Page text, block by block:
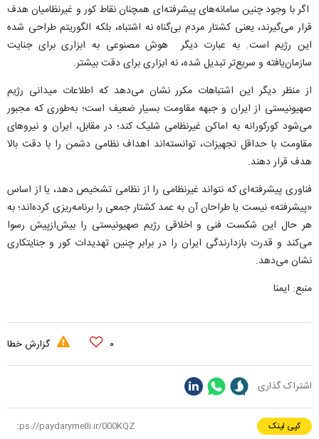
اگر با وجود چنین سامانه‌های پیشرفته‌ای همچنان نقاط کور و غیرنظامیان هدف
قرار می‌گیرند، یعنی کشتار مردم بی‌گناه نه اشتباه، بلکه الگوریتم طراحی شده
این رژیم است. به عبارت دیگر هوش مصنوعی به ابزاری برای جنایت
سازمان‌یافته و سریع‌تر تبدیل شده، نه ابزاری برای دقت بیشتر.
از منظر دیگر این اشتباهات مکرر نشان می‌دهد که اطلاعات میدانی رژیم
صهیونیستی از ایران و جبهه مقاومت بسیار ضعیف است؛ به‌طوری که مجبور
می‌شود کورکورانه به اماکن غیرنظامی شلیک کند؛ در مقابل، ایران و نیرو‌های
مقاومت با حداقل تجهیزات، توانسته‌اند اهداف نظامی دشمن را با دقت بالا
هدف قرار دهند.
فناوری پیشرفته‌ای که نتواند غیرنظامی را از نظامی تشخیص دهد، یا از اساس
«پیشرفته» نیست یا طراحان آن به عمد کشتار جمعی را برنامه‌ریزی کرده‌اند؛ به
هر حال این شکست فنی و اخلاقی رژیم صهیونیستی را بیش‌ازپیش رسوا
می‌کند و قدرت بازدارندگی ایران را در برابر چنین تهدیدات کور و جنایتکاری
نشان می‌دهد.
منبع: ایمنا
۰ گزارش خطا
اشتراک گذاری
کپی لینک